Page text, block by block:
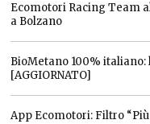
Ecomotori Racing Team
a Bolzano
BioMetano 100%
[AGGIORNATO]
App Ecomotori: Filtro